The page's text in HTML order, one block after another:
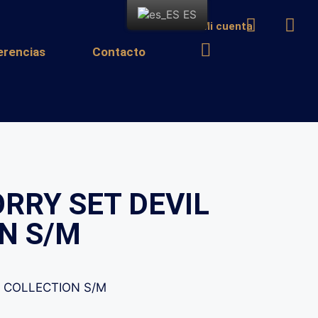
Mi cuenta
Contacto
SET DEVIL
S/M
COLLECTION S/M
ES